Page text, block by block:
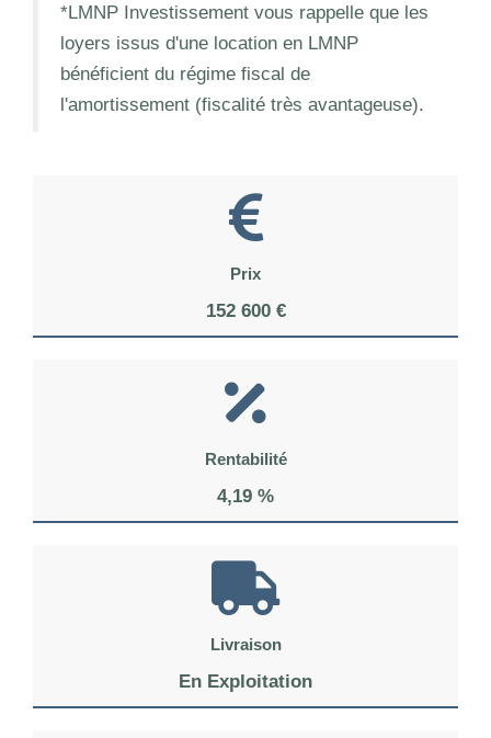
*LMNP Investissement vous rappelle que les
loyers issus d'une location en LMNP
bénéficient du régime fiscal de
l'amortissement (fiscalité très avantageuse).
Prix
152 600 €
Rentabilité
4,19 %
Livraison
En Exploitation